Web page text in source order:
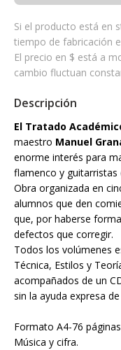
Si el producto está en
tiempo de fabricación
El precio en $ está a
cambio fluctuan
Descripción
El Tratado
maestro Manuel
enorme interés para
flamenco y
Obra organizada en
alumnos que den
que, por haberse
defectos que corregir.
Todos los volúmenes
Técnica, Estilos y
acompañados de un
sin la ayuda expresa
Formato A4-76 páginas
Música y cifra.